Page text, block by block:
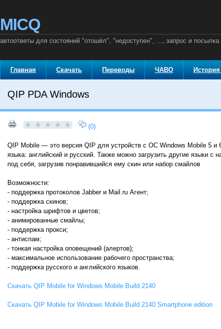
MICQ
автоответы для состояний "отошёл", "недоступен", ..., запрос и посылка
Главная Скачать Переводы ЧАВО
QIP PDA Windows
(0)
QIP Mobile — это версия QIP для устройств с ОС Windows Mobile 5
языка: английский и русский. Также можно загрузить другие
под себя, загрузив понравившийся ему скин или набор смайлов
Возможности:
- поддержка протоколов Jabber и Mail.ru Агент;
- поддержка скинов;
- настройка шрифтов и цветов;
- анимированные смайлы;
- поддержка прокси;
- антиспам;
- тонкая настройка оповещений (алертов);
- максимальное использование рабочего пространства;
- поддержка русского и английского языков.
Скачать QIP Mobile for Windows Mobile Build 2140
Скачать QIP Mobile for Windows Mobile Build 2140 Smartphone edition